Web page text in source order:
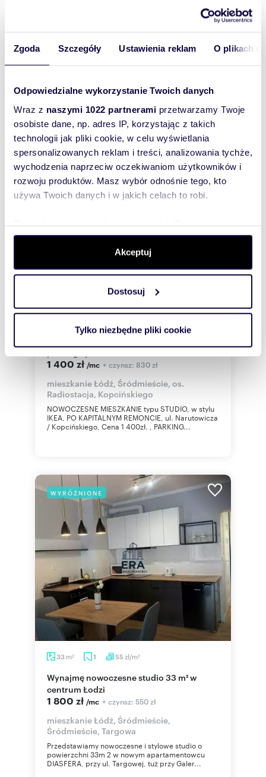
Zgoda Szczegóły Ustawienia reklam O plikach
Odpowiedzialne wykorzystanie Twoich danych
Wraz z naszymi 1022 partnerami przetwarzamy Twoje
osobiste dane, np. adres IP, korzystając z takich
technologii jak pliki cookie, w celu wyświetlania
spersonalizowanych reklam i treści, analizowania tychże,
wychodzenia naprzeciw oczekiwaniom użytkowników i
rozwoju produktów. Masz wybór odnośnie tego, kto
używa Twoich danych i w jakich celach to robi.
dane są przetwarzane oraz ustaw własne preferencje w
. W Deklaracji plików cookie możesz
zmienić lub wycofać swoją zgodę w dowolnej chwili.
Wykorzystujemy pliki cookie do spersonalizowania treści
i reklam, aby oferować funkcje społecznościowe i
korzystasz z naszej witryny, udostępniamy partnerom
Partnerzy mogą połączyć te informacje z innymi danymi
otrzymanymi od Ciebie lub uzyskanymi podczas
korzystania z ich usług.
Akceptuj
Dostosuj
Tylko niezbędne pliki cookie
Liczba
2
a całkowita:
Lokalizacja: województwo:łódzkie
powiat:
Łódźmiejscowość:Łódź
dzielnica:
Śródmieście
ulica: ok.
Piotrkowskiej
Podobne oferty w tej lokalizacji
WYRÓŻNIONE
1 400 zł /mc + czynsz: 830 zł
mieszkanie Łódź, Śródmieście, os.
Radiostacja, Kopcińskiego
NOWOCZESNE MIESZKANIE typu STUDIO, w stylu
IKEA, PO KAPITALNYM REMONCIE, ul. Narutowicza
/ Kopcińskiego, Cena 1 400zł. , PARKING...
WYRÓŻNIONE
33 m2 1 55 zł/m2
Wynajmę nowoczesne studio 33 m² w
centrum Łodzi
1 800 zł /mc + czynsz: 550 zł
mieszkanie Łódź, Śródmieście,
Śródmieście, Targowa
Przedstawiamy nowoczesne i stylowe studio o
powierzchni 33m 2 w nowym apartamentowcu
DIASFERA, przy ul. Targowej, tuż przy Galer...